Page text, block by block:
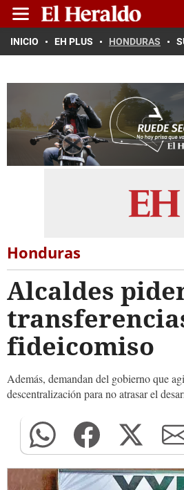
INICIO EH PLUS HONDURAS
Honduras
Alcaldes
fideicomiso
Además, demandan del gobierno que
descentralización para no atrasar el